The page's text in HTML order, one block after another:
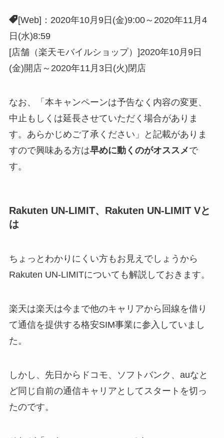
[Web]：2020年10月9日(金)9:00～2020年11月4
日(水)8:59
[店舗（楽天モバイルショップ）]2020年10月9日
(金)開店～2020年11月3日(火)閉店
なお、「本キャンペーンは予告なく内容の変更、
中止もしくは延長させていただく場合がありま
す。あらかじめご了承ください」と記載がありま
すので興味ある方は早めに動くのがオススメで
す。
Rakuten UN-LIMIT、Rakuten UN-LIMIT Vと
は
ちょっとわかりにくい方もお見えでしょうから
Rakuten UN-LIMITについても解説しておきます。
楽天は楽天は今まで他のキャリアから回線を借り
て通信を提供する格安SIM事業に参入していまし
た。
しかし、先日からドコモ、ソフトバンク、auなと
ど同じ自前の通信キャリアとしてスタートを切っ
たのです。